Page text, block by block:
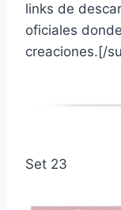
links de
oficiales
creaciones.[/
Set 23